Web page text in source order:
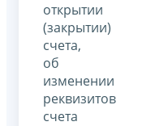
открытии
(закрытии)
счета,
об
изменении
реквизитов
счета